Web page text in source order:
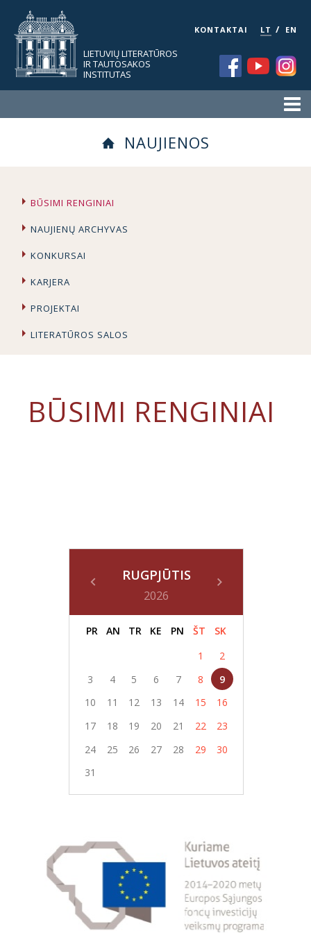
LIETUVIŲ LITERATŪROS
IR TAUTOSAKOS
INSTITUTAS
KONTAKTAI LT / EN
NAUJIENOS
BŪSIMI RENGINIAI
NAUJIENŲ ARCHYVAS
KONKURSAI
KARJERA
PROJEKTAI
LITERATŪROS SALOS
BŪSIMI RENGINIAI
RUGPJŪTIS
2026
PR AN TR KE PN ŠT
SK
1
2
3
4 5 6 7 8
9
10
11 12 13 14 15
16
17
18 19 20 21 22
23
24
25 26 27 28 29
30
31